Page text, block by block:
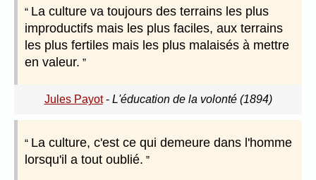
La culture va toujours des terrains les plus
improductifs mais les plus faciles, aux terrains
les plus fertiles mais les plus malaisés à mettre
en valeur.
Jules Payot- L'éducation de la volonté (1894)
La culture, c'est ce qui demeure dans l'homme
lorsqu'il a tout oublié.